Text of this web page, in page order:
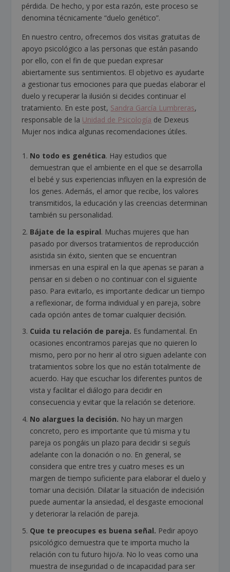
pérdida. De hecho, y por esta razón, este proceso se
denomina técnicamente “duelo genético”.
En nuestro centro, ofrecemos dos visitas gratuitas de
apoyo psicológico a las personas que están pasando
por ello, con el fin de que puedan expresar
abiertamente sus sentimientos. El objetivo es ayudarte
a gestionar tus emociones para que puedas elaborar el
duelo y recuperar la ilusión si decides continuar el
tratamiento. En este post, Sandra García Lumbreras,
responsable de la Unidad de Psicología de Dexeus
Mujer nos indica algunas recomendaciones útiles.
No todo es genética. Hay estudios que
demuestran que el ambiente en el que se desarrolla
el bebé y sus experiencias influyen en la expresión de
los genes. Además, el amor que recibe, los valores
transmitidos, la educación y las creencias determinan
también su personalidad.
Bájate de la espiral. Muchas mujeres que han
pasado por diversos tratamientos de reproducción
asistida sin éxito, sienten que se encuentran
inmersas en una espiral en la que apenas se paran a
pensar en si deben o no continuar con el siguiente
paso. Para evitarlo, es importante dedicar un tiempo
a reflexionar, de forma individual y en pareja, sobre
cada opción antes de tomar cualquier decisión.
Cuida tu relación de pareja. Es fundamental. En
ocasiones encontramos parejas que no quieren lo
mismo, pero por no herir al otro siguen adelante con
tratamientos sobre los que no están totalmente de
acuerdo. Hay que escuchar los diferentes puntos de
vista y facilitar el diálogo para decidir en
consecuencia y evitar que la relación se deteriore.
No alargues la decisión. No hay un margen
concreto, pero es importante que tú misma y tu
pareja os pongáis un plazo para decidir si seguís
adelante con la donación o no. En general, se
considera que entre tres y cuatro meses es un
margen de tiempo suficiente para elaborar el duelo y
tomar una decisión. Dilatar la situación de indecisión
puede aumentar la ansiedad, el desgaste emocional
y deteriorar la relación de pareja.
Que te preocupes es buena señal. Pedir apoyo
psicológico demuestra que te importa mucho la
relación con tu futuro hijo/a. No lo veas como una
muestra de inseguridad o de incapacidad para ser